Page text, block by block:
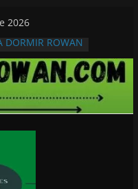
2026
DORMIR ROWAN